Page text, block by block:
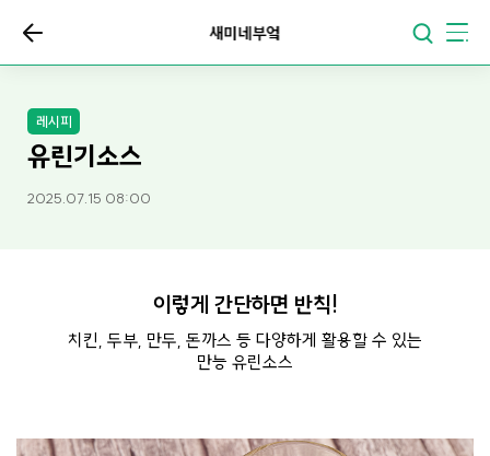
새미네부엌
레시피
유린기소스
2025.07.15 08:00
이렇게 간단하면 반칙!
치킨, 두부, 만두, 돈까스 등 다양하게 활용할 수 있는
만능 유린소스